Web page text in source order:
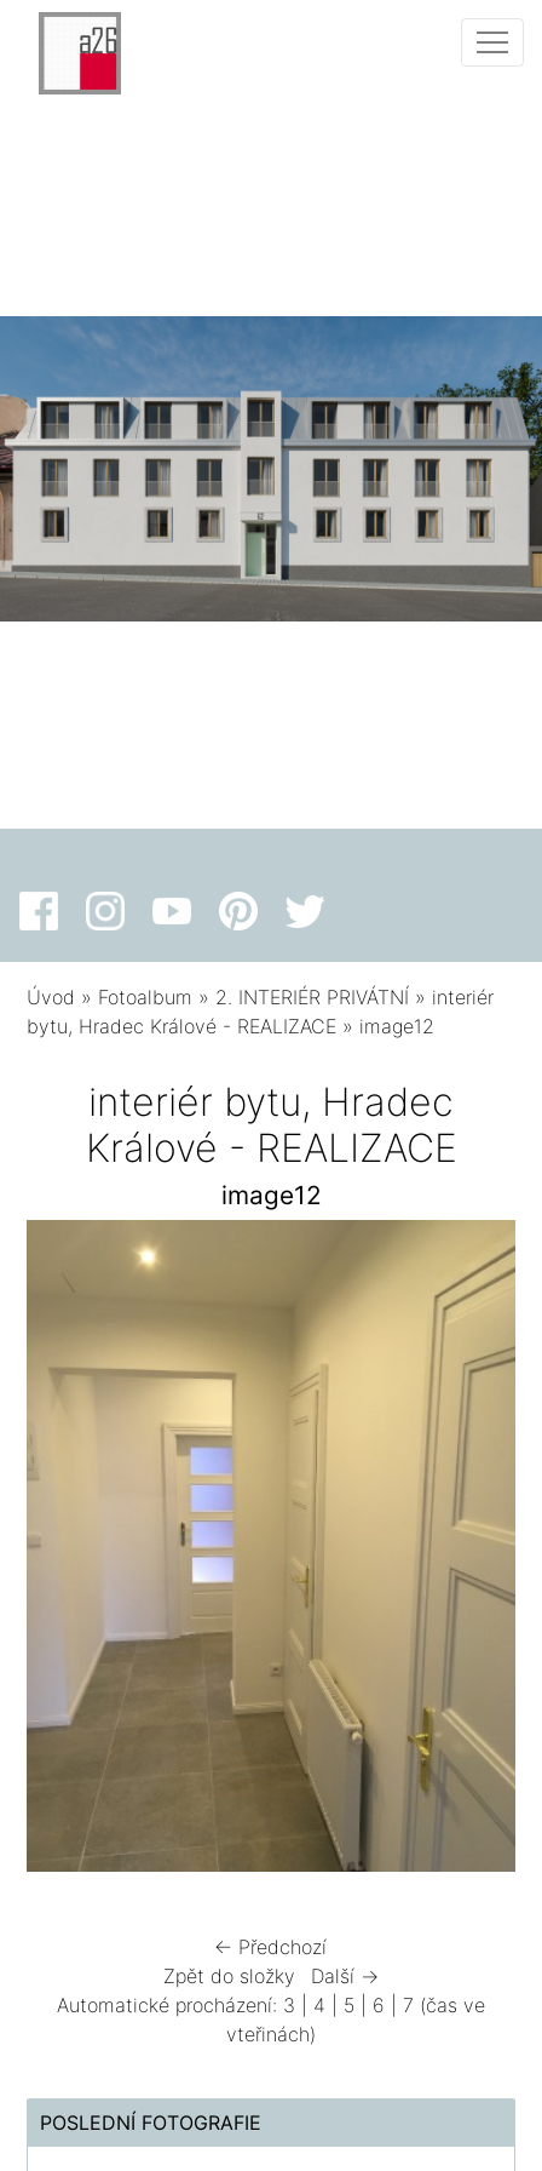
Úvod » Fotoalbum » 2. INTERIÉR PRIVÁTNÍ » interiér
bytu, Hradec Králové - REALIZACE » image12
interiér bytu, Hradec
Králové - REALIZACE
image12
← Předchozí
Zpět do složky
Další →
Automatické procházení: 3 4 5 6 7 (čas ve
vteřinách)
POSLEDNÍ FOTOGRAFIE